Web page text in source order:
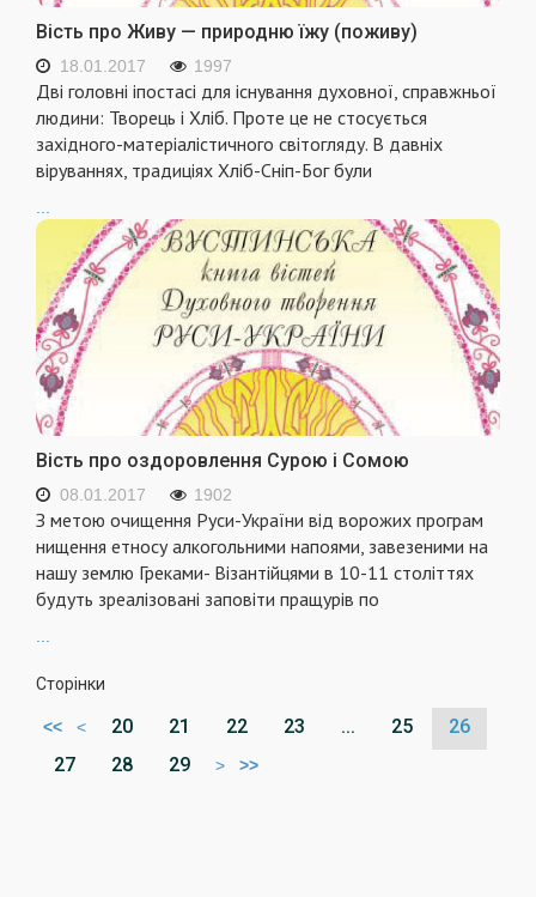
Вість про Живу — природню їжу (поживу)
18.01.2017 1997
Дві головні іпостасі для існування духовної, справжньої
людини: Творець і Хліб. Проте це не стосується
західного-матеріалістичного світогляду. В давніх
віруваннях, традиціях Хліб-Сніп-Бог були
...
Вість про оздоровлення Сурою і Сомою
08.01.2017 1902
З метою очищення Руси-України від ворожих програм
нищення етносу алкогольними напоями, завезеними на
нашу землю Греками- Візантійцями в 10-11 століттях
будуть зреалізовані заповіти пращурів по
Сторінки
<< < 20 21 22 23 ... 25
26
27
28 29 > >>